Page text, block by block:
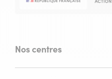
Nos centres